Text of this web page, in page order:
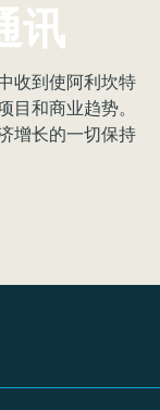
讯
收到使阿利坎特
目和商业趋势。
增长的一切保持